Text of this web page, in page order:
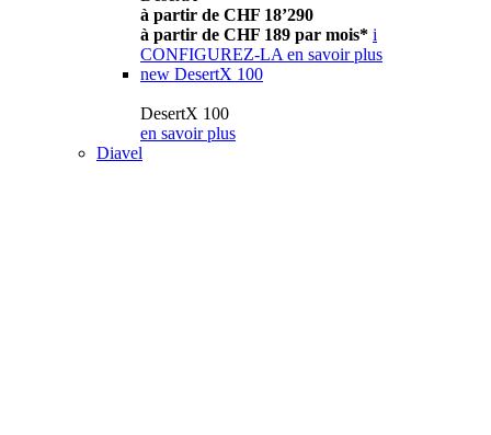
à partir de CHF 18’290
à partir de CHF 189 par mois* i
CONFIGUREZ-LA en savoir plus
new DesertX 100
DesertX 100
en savoir plus
Diavel